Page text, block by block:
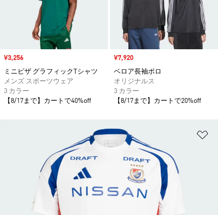
セール価格
¥3,256
ミニピザ グラフィックTシャツ
メンズ スポーツウェア
3 カラー
【8/17まで】カートで40%off
セール価格
¥7,920
ベロア長袖ポロ
オリジナルス
3 カラー
【8/17まで】カートで20%off